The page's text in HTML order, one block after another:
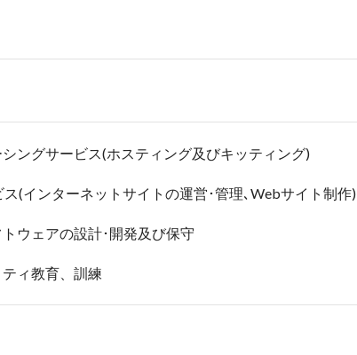
ングサービス(ホスティング及びキッティング)
(インターネットサイトの運営･管理､Webサイト制作)
ウェアの設計･開発及び保守
ィ教育、訓練